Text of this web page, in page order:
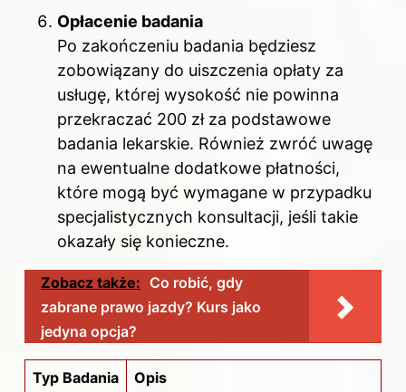
Opłacenie badania
Po zakończeniu badania będziesz
zobowiązany do uiszczenia opłaty za
usługę, której wysokość nie powinna
przekraczać 200 zł za podstawowe
badania lekarskie. Również zwróć uwagę
na ewentualne dodatkowe płatności,
które mogą być wymagane w przypadku
specjalistycznych konsultacji, jeśli takie
okazały się konieczne.
Zobacz także: Co robić, gdy
zabrane prawo jazdy? Kurs jako
jedyna opcja?
Typ Badania Opis